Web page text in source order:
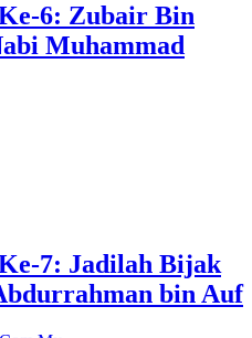
6: Zubair Bin
Muhammad
7: Jadilah Bijak
bin Auf